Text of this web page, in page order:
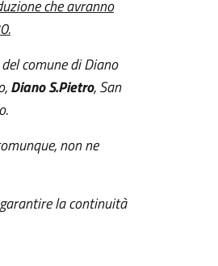
che avranno
comune di Diano
Diano S.Pietro, San
non ne
la continuità